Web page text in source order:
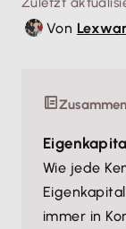
Von
Wie jede
immer in